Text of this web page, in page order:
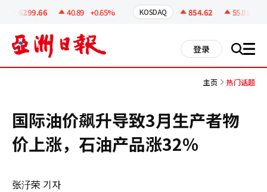
6299.66 40.89 +0.65% KOSDAQ 854.62 55.81
登录 搜 all
主页 热门话题
国际油价飙升导致3月生产者物
价上涨，石油产品涨32%
张汓荣 기자